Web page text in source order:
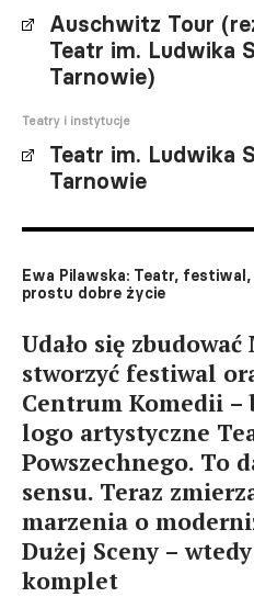
Auschwitz Tour
Teatr im. Ludwika
Tarnowie)
Teatry i instytucje
Teatr im. Ludwika
Tarnowie
Ewa Pilawska: Teatr,
prostu dobre życie
Udało się zbudować
stworzyć festiwal
Centrum Komedii –
logo artystyczne
Powszechnego. To
sensu. Teraz
marzenia o
Dużej Sceny –
komplet